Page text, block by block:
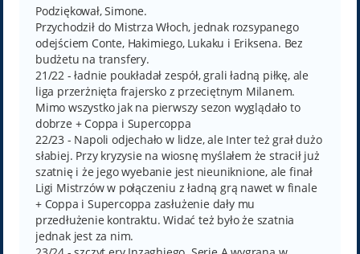
t
Podziękował, Simone.
Przychodził do Mistrza Włoch, jednak rozsypanego
odejściem Conte, Hakimiego, Lukaku i Eriksena. Bez
budżetu na transfery.
21/22 - ładnie poukładał zespół, grali ładną piłkę, ale
liga przerżnięta frajersko z przeciętnym Milanem.
Mimo wszystko jak na pierwszy sezon wyglądało to
dobrze + Coppa i Supercoppa
22/23 - Napoli odjechało w lidze, ale Inter też grał dużo
słabiej. Przy kryzysie na wiosnę myślałem że stracił już
szatnię i że jego wyebanie jest nieuniknione, ale finał
Ligi Mistrzów w połączeniu z ładną grą nawet w finale
+ Coppa i Supercoppa zasłużenie dały mu
przedłużenie kontraktu. Widać też było że szatnia
jednak jest za nim.